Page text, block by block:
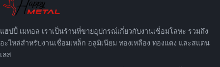
แฮปปี้ เมทอล เราเป็นร้านที่ขายอุปกรณ์เกี่ยวกับงานเชื่อมโลหะ รวมถึง
อะไหล่สำหรับงานเชื่อมเหล็ก อลูมิเนียม ทองเหลือง ทองแดง และสแตน
เลส